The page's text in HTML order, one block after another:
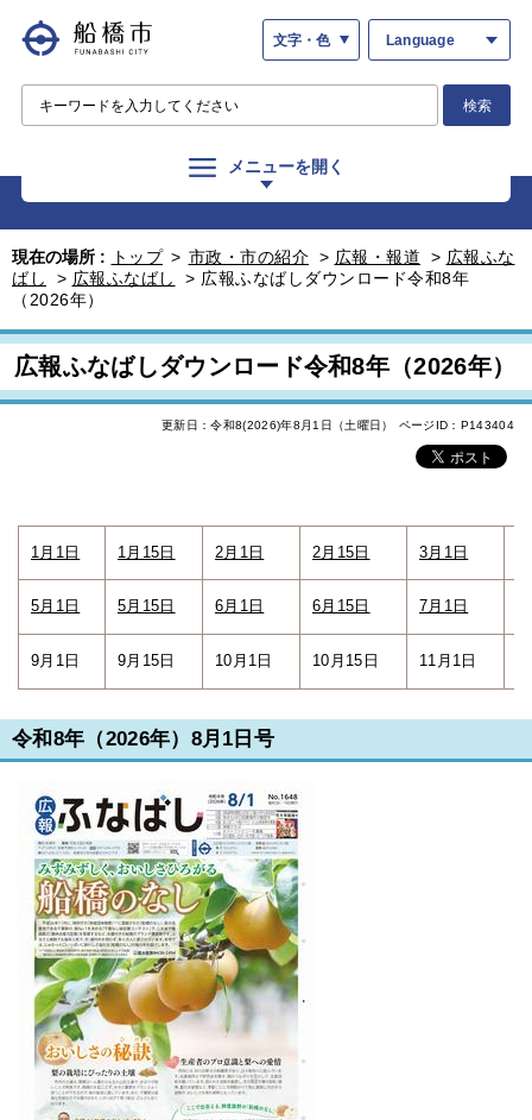
文字・色 Language
検索
メニューを開く
現在の場所 : トップ > 市政・市の紹介 > 広報・報道 > 広報ふな
ばし
> 広報ふなばし > 広報ふなばしダウンロード令和8年
（2026年）
広報ふなばしダウンロード令和8年（2026年）
更新日：令和8(2026)年8月1日（土曜日） ページID：P143404
1月1日 1月15日 2月1日 2月15日 3月1日
5月1日 5月15日 6月1日 6月15日 7月1日
9月1日 9月15日 10月1日 10月15日 11月1日
令和8年（2026年）8月1日号